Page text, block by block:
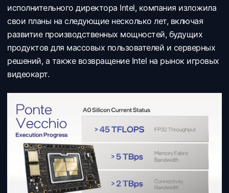
исполнительного директора Intel, компания изложила
свои планы на следующие несколько лет, включая
развитие производственных мощностей, будущих
продуктов для массовых пользователей и серверных
решений, а также возвращение Intel на рынок игровых
видеокарт.